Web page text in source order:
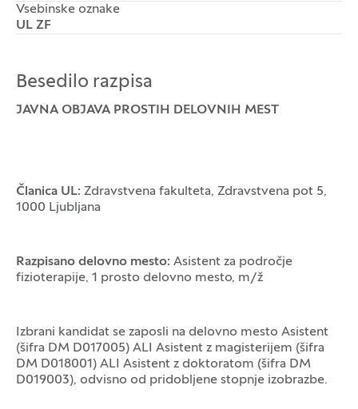
Vsebinske oznake
UL ZF
Besedilo razpisa
JAVNA OBJAVA PROSTIH DELOVNIH MEST
Članica UL: Zdravstvena fakulteta, Zdravstvena pot 5,
1000 Ljubljana
Razpisano delovno mesto: Asistent za področje
fizioterapije, 1 prosto delovno mesto, m/ž
Izbrani kandidat se zaposli na delovno mesto Asistent
(šifra DM D017005) ALI Asistent z magisterijem (šifra
DM D018001) ALI Asistent z doktoratom (šifra DM
D019003), odvisno od pridobljene stopnje izobrazbe.